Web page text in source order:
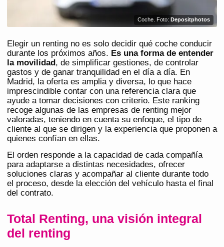
Coche. Foto: Depositphotos
Elegir un renting no es solo decidir qué coche conducir
durante los próximos años. Es una forma de entender
la movilidad , de simplificar gestiones, de controlar
gastos y de ganar tranquilidad en el día a día. En
Madrid, la oferta es amplia y diversa, lo que hace
imprescindible contar con una referencia clara que
ayude a tomar decisiones con criterio. Este ranking
recoge algunas de las empresas de renting mejor
valoradas, teniendo en cuenta su enfoque, el tipo de
cliente al que se dirigen y la experiencia que proponen a
quienes confían en ellas.
El orden responde a la capacidad de cada compañía
para adaptarse a distintas necesidades, ofrecer
soluciones claras y acompañar al cliente durante todo
el proceso, desde la elección del vehículo hasta el final
del contrato.
Total Renting, una visión integral
del renting